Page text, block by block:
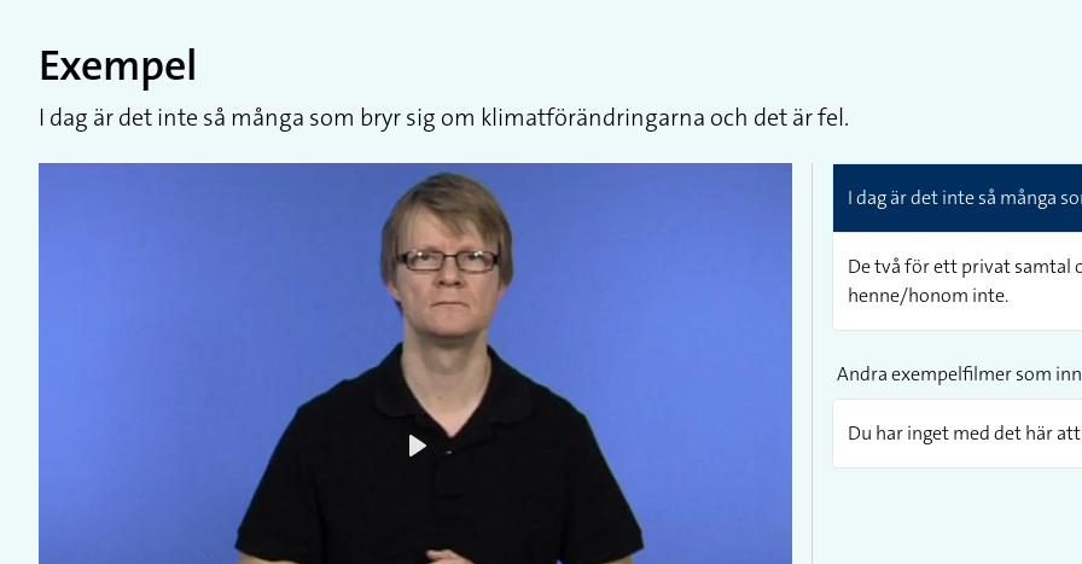
Exempel
I dag är det inte så många som bryr sig om klimatförändringarna och det är fel.
I dag är det inte så många
De två för ett privat samtal
henne/honom inte.
Andra exempelfilmer som
Du har inget med det här